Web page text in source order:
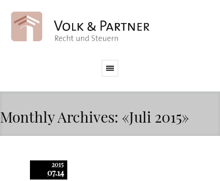
Monthly Archives: «Juli 2015»
2015
07.14